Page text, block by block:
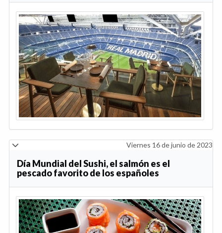
Viernes 16 de junio de 2023
Día Mundial del Sushi, el salmón es el
pescado favorito de los españoles